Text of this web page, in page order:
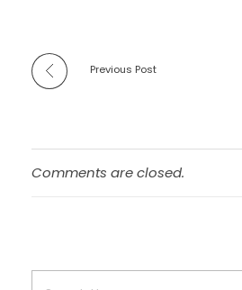
Previous Post
Comments are closed.